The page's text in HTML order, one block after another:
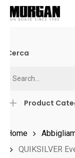
Skip
content
Cerca
Product
Home
QUIKSILVER